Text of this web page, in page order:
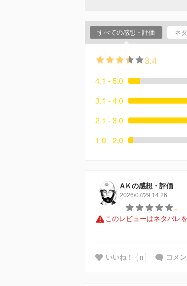
すべての感想・評価 ネ
3.4
4.1 - 5.0
3.1 - 4.0
2.1 - 3.0
1.0 - 2.0
AＫの感想・評価
2026/07/29 14:26
-
このレビューはネタバレ
いいね！ 0 コメ